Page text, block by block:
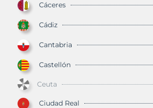
Cáceres
Cádiz
Cantabria
Castellón
Ceuta
Ciudad Real